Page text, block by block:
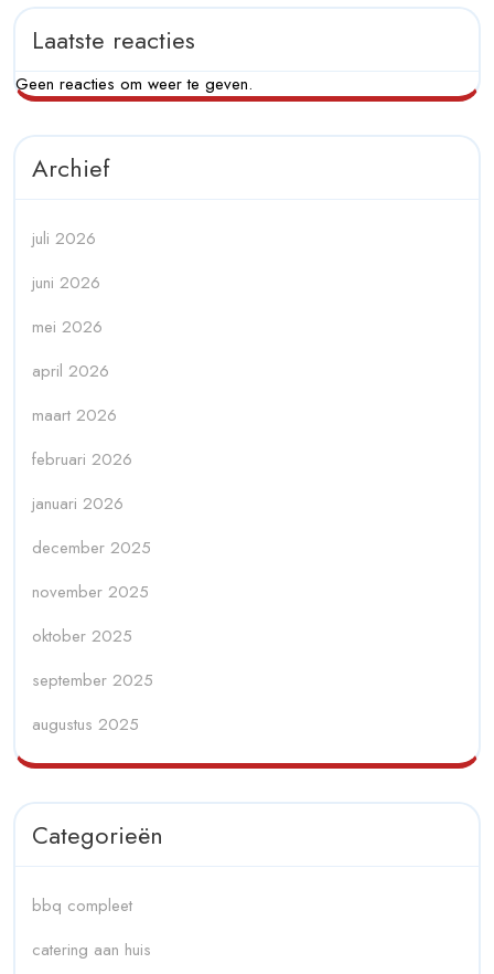
Laatste reacties
Geen reacties om weer te geven.
Archief
juli 2026
juni 2026
mei 2026
april 2026
maart 2026
februari 2026
januari 2026
december 2025
november 2025
oktober 2025
september 2025
augustus 2025
Categorieën
bbq compleet
catering aan huis